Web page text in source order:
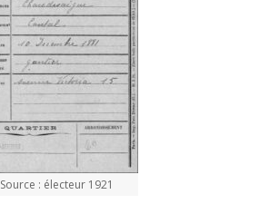
Source : électeur 1921